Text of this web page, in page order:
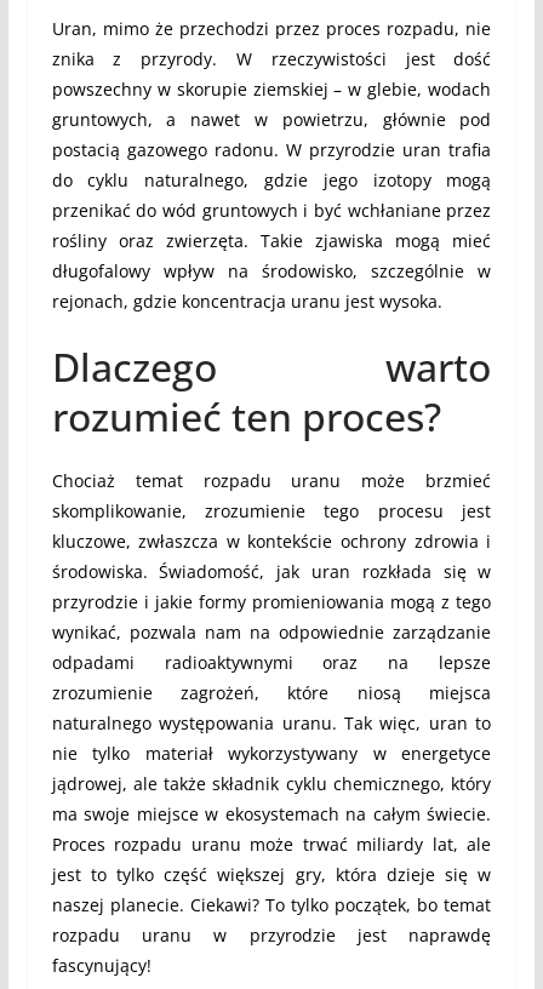
Uran, mimo że przechodzi przez proces rozpadu, nie
znika z przyrody. W rzeczywistości jest dość
powszechny w skorupie ziemskiej – w glebie, wodach
gruntowych, a nawet w powietrzu, głównie pod
postacią gazowego radonu. W przyrodzie uran trafia
do cyklu naturalnego, gdzie jego izotopy mogą
przenikać do wód gruntowych i być wchłaniane przez
rośliny oraz zwierzęta. Takie zjawiska mogą mieć
długofalowy wpływ na środowisko, szczególnie w
rejonach, gdzie koncentracja uranu jest wysoka.
Dlaczego warto
rozumieć ten proces?
Chociaż temat rozpadu uranu może brzmieć
skomplikowanie, zrozumienie tego procesu jest
kluczowe, zwłaszcza w kontekście ochrony zdrowia i
środowiska. Świadomość, jak uran rozkłada się w
przyrodzie i jakie formy promieniowania mogą z tego
wynikać, pozwala nam na odpowiednie zarządzanie
odpadami radioaktywnymi oraz na lepsze
zrozumienie zagrożeń, które niosą miejsca
naturalnego występowania uranu. Tak więc, uran to
nie tylko materiał wykorzystywany w energetyce
jądrowej, ale także składnik cyklu chemicznego, który
ma swoje miejsce w ekosystemach na całym świecie.
Proces rozpadu uranu może trwać miliardy lat, ale
jest to tylko część większej gry, która dzieje się w
naszej planecie. Ciekawi? To tylko początek, bo temat
rozpadu uranu w przyrodzie jest naprawdę
fascynujący!